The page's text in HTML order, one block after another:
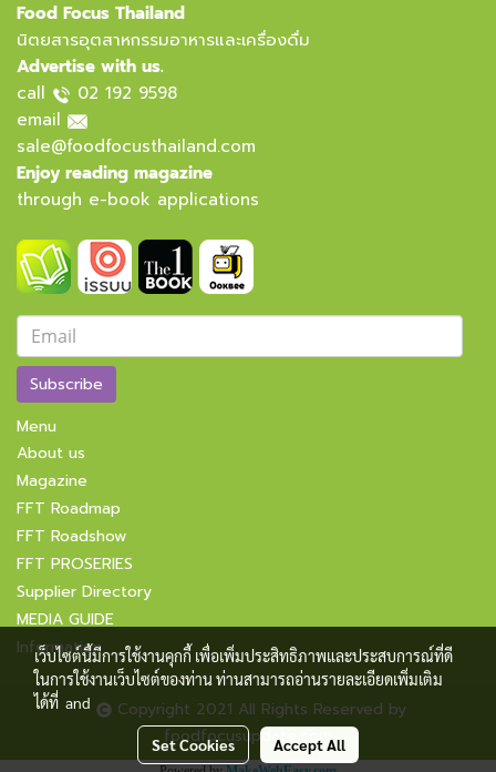
Food Focus Thailand
นิตยสารอุตสาหกรรมอาหารและเครื่องดื่ม
Advertise with us.
call
02 192 9598
email
sale@foodfocusthailand.com
Enjoy reading magazine
through e-book applications
Subscribe
Menu
About us
Magazine
FFT Roadmap
FFT Roadshow
FFT PROSERIES
Supplier Directory
MEDIA GUIDE
Information
Copyright 2021 All Rights Reserved by
foodfocusupdate.com
เว็บไซต์นี้มีการใช้งานคุกกี้ เพื่อเพิ่มประสิทธิภาพและประสบการณ์ที่ดี
ในการใช้งานเว็บไซต์ของท่าน ท่านสามารถอ่านรายละเอียดเพิ่มเติม
ได้ที่ and
Set Cookies Accept All